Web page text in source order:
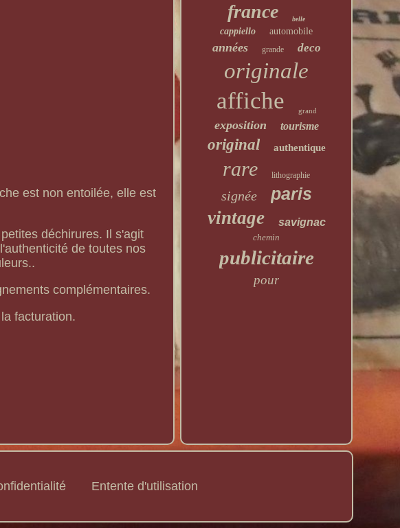
est non entoilée, elle est
déchirures. Il s'agit
de toutes nos
complémentaires.
facturation.
france belle
cappiello automobile
années grande deco
originale
affiche grand
exposition tourisme
original authentique
rare lithographie
signée paris
vintage savignac
chemin
publicitaire
pour
Entente d'utilisation